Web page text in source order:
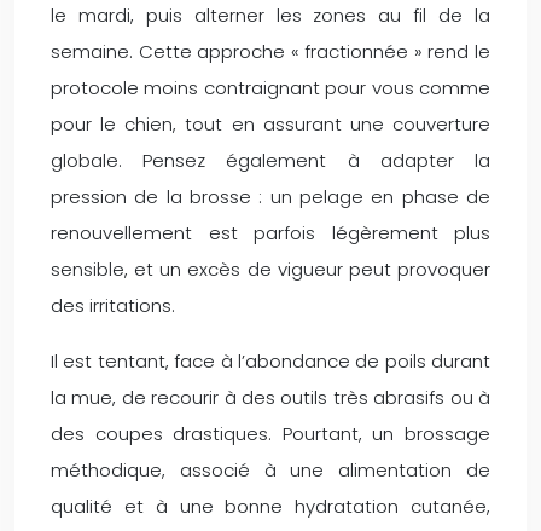
le mardi, puis alterner les zones au fil de la
semaine. Cette approche « fractionnée » rend le
protocole moins contraignant pour vous comme
pour le chien, tout en assurant une couverture
globale. Pensez également à adapter la
pression de la brosse : un pelage en phase de
renouvellement est parfois légèrement plus
sensible, et un excès de vigueur peut provoquer
des irritations.
Il est tentant, face à l’abondance de poils durant
la mue, de recourir à des outils très abrasifs ou à
des coupes drastiques. Pourtant, un brossage
méthodique, associé à une alimentation de
qualité et à une bonne hydratation cutanée,